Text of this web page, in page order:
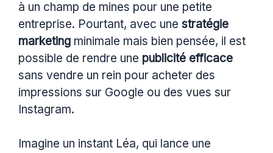
à un champ de mines pour une petite
entreprise. Pourtant, avec une stratégie
marketing minimale mais bien pensée, il est
possible de rendre une publicité efficace
sans vendre un rein pour acheter des
impressions sur Google ou des vues sur
Instagram.
Imagine un instant Léa, qui lance une